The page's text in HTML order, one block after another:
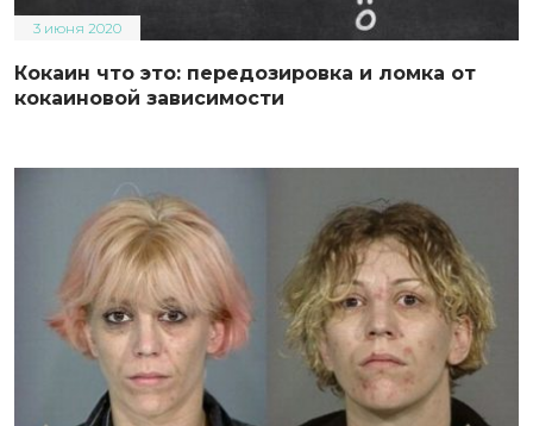
3 июня 2020
Кокаин что это: передозировка и ломка от
кокаиновой зависимости